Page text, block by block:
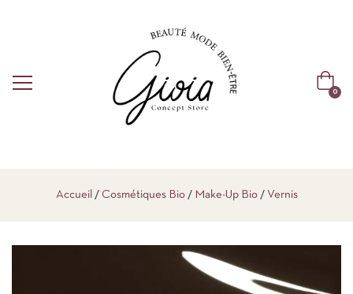
0
Accueil Cosmétiques Bio Make-Up Bio Vernis